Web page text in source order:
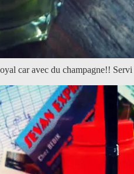
car avec du champagne!! Servi